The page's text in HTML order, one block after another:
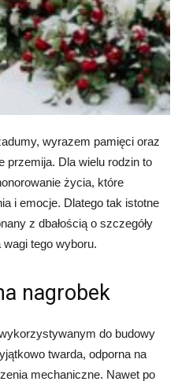
wyrazem pamięci oraz
przemija. Dla wielu rodzin to
życia, które
i emocje. Dlatego tak istotne
z dbałością o szczegóły
tego wyboru.
nagrobek
do budowy
twarda, odporna na
mechaniczne. Nawet po